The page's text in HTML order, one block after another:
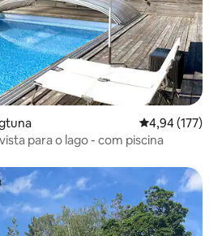
4,94 de uma
4,94 (177)
para o lago - com piscina